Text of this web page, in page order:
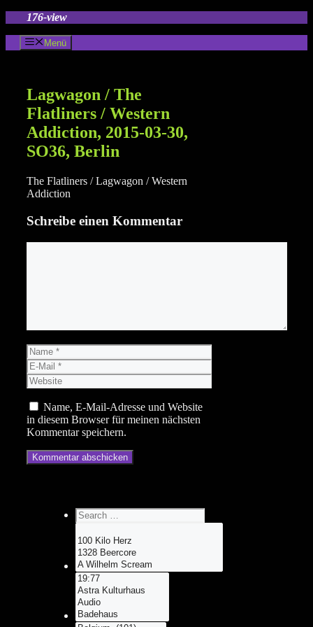
springen
176-view
Menü
Lagwagon / The
Flatliners / Western
Addiction, 2015-03-30,
SO36, Berlin
The Flatliners / Lagwagon / Western
Addiction
Schreibe einen Kommentar
Name
E-
Mail
Website
Name, E-Mail-Adresse und Website
in diesem Browser für meinen nächsten
Kommentar speichern.